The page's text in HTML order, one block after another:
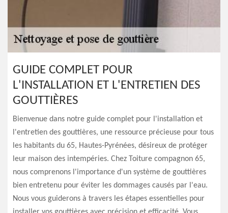
GUIDE COMPLET POUR
L'INSTALLATION ET L'ENTRETIEN DES
GOUTTIÈRES
Bienvenue dans notre guide complet pour l'installation et
l'entretien des gouttières, une ressource précieuse pour tous
les habitants du 65, Hautes-Pyrénées, désireux de protéger
leur maison des intempéries. Chez Toiture compagnon 65,
nous comprenons l'importance d'un système de gouttières
bien entretenu pour éviter les dommages causés par l'eau.
Nous vous guiderons à travers les étapes essentielles pour